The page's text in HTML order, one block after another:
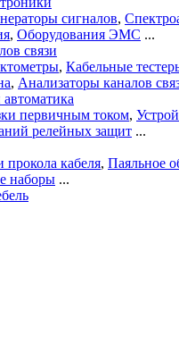
сигналов,
, Оборудования ЭМС ...
связи
, Кабельные
, Анализаторы каналов
первичным током,
релейных защит ...
прокола кабеля, Паяльное
наборы ...